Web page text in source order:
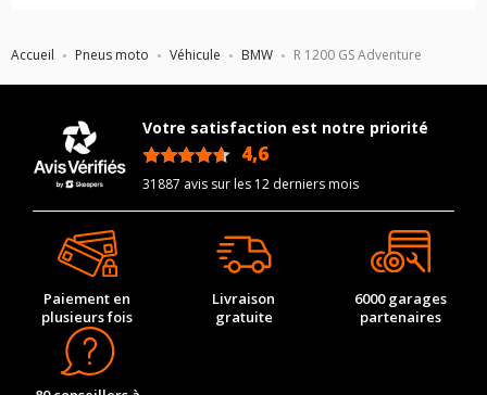
Accueil Pneus moto Véhicule BMW R 1200 GS Adventure
Votre satisfaction est notre priorité
4,6
31887 avis sur les 12 derniers mois
Paiement en
plusieurs fois
Livraison
gratuite
6000 garages
partenaires